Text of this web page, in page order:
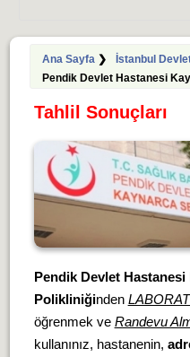
Ana Sayfa❯ İstanbul
Pendik Devlet Hastanesi
Tahlil Sonuçları
Pendik Devlet
Polikliniğinden
öğrenmek ve Randevu
kullanınız, hastanenin,